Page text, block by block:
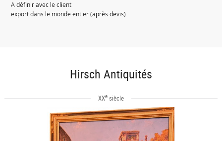
A définir avec le client
export dans le monde entier (après devis)
Hirsch Antiquités
XXesiècle